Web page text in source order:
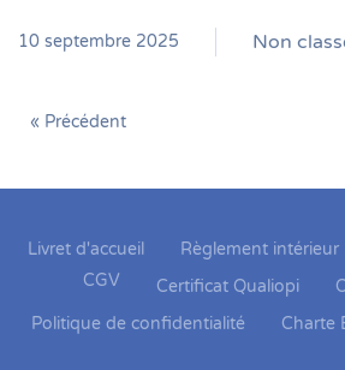
10 septembre 2025 Non
« Précédent
Livret d'accueil Règlement intérieur
CGV
Certificat Qualiopi
Politique de confidentialité
Charte